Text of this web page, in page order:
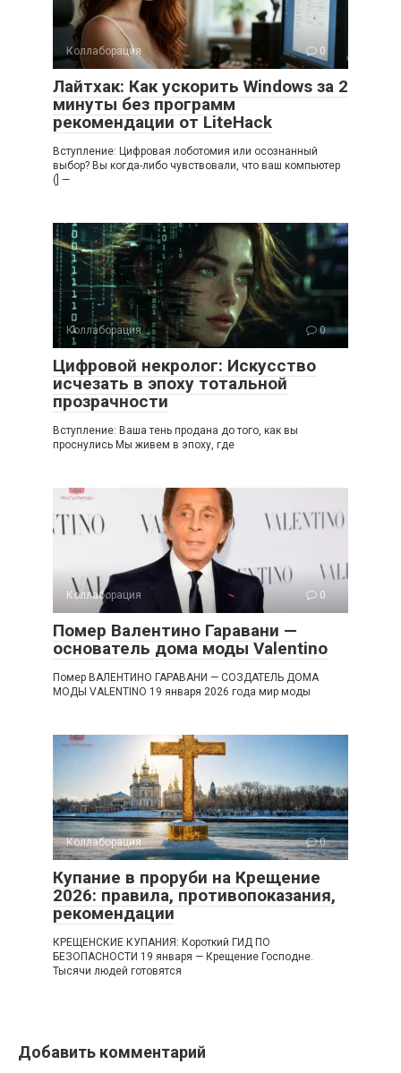
Коллаборация 0
Лайтхак: Как ускорить Windows за 2
минуты без программ
рекомендации от LiteHack
Вступление: Цифровая лоботомия или осознанный
выбор? Вы когда-либо чувствовали, что ваш компьютер
(] —
Коллаборация 0
Цифровой некролог: Искусство
исчезать в эпоху тотальной
прозрачности
Вступление: Ваша тень продана до того, как вы
проснулись Мы живем в эпоху, где
Коллаборация 0
Помер Валентино Гаравани —
основатель дома моды Valentino
Помер ВАЛЕНТИНО ГАРАВАНИ — СОЗДАТЕЛЬ ДОМА
МОДЫ VALENTINO 19 января 2026 года мир моды
Коллаборация 0
Купание в проруби на Крещение
2026: правила, противопоказания,
рекомендации
КРЕЩЕНСКИЕ КУПАНИЯ: Короткий ГИД ПО
БЕЗОПАСНОСТИ 19 января — Крещение Господне.
Тысячи людей готовятся
Добавить комментарий